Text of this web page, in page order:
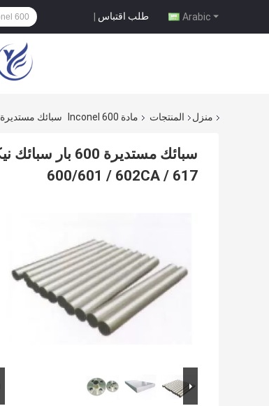
Arabic طلب اقتباس |
منزل المنتجات مادة Inconel 600 سبائك مستديرة 600 بار سبائك نيكل Hastelloy C276 Maraging مادة الصلب Inconel 600/601 / 602CA / 617
600/601 / 602CA / 617